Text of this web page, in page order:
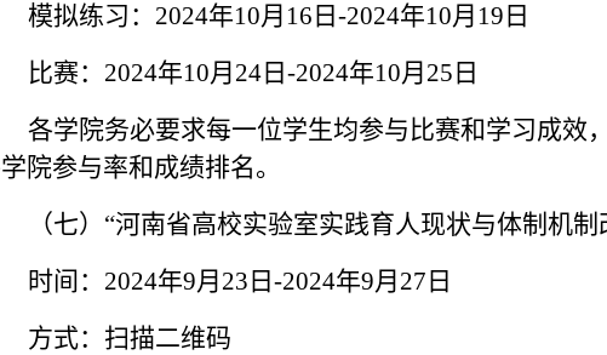
模拟练习： 2024年10月16日-2024年10月19日
比赛： 2024年10月24日-2024年10月25日
各学院务必要求每一位学生均参与比赛和学习成效
院参与率和成绩排名。
（七） “河南省高校实验室实践育人现状与体制机
时间： 2024年9月 23 日 -2024年9月 27 日
方式： 扫描二维码